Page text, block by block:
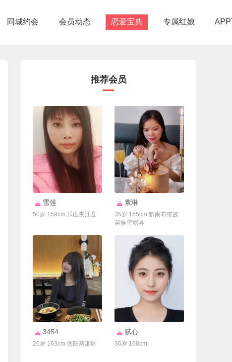
同城约会 会员动态 恋爱宝典 专属红娘
推荐会员
雪莲
50岁 159cm 乐山夹江县
素琳
35岁 155cm 黔南布依族
苗族平塘县
联系Ta
3454
26岁 163cm 衡阳蒸湘区
腻心
36岁 168cm